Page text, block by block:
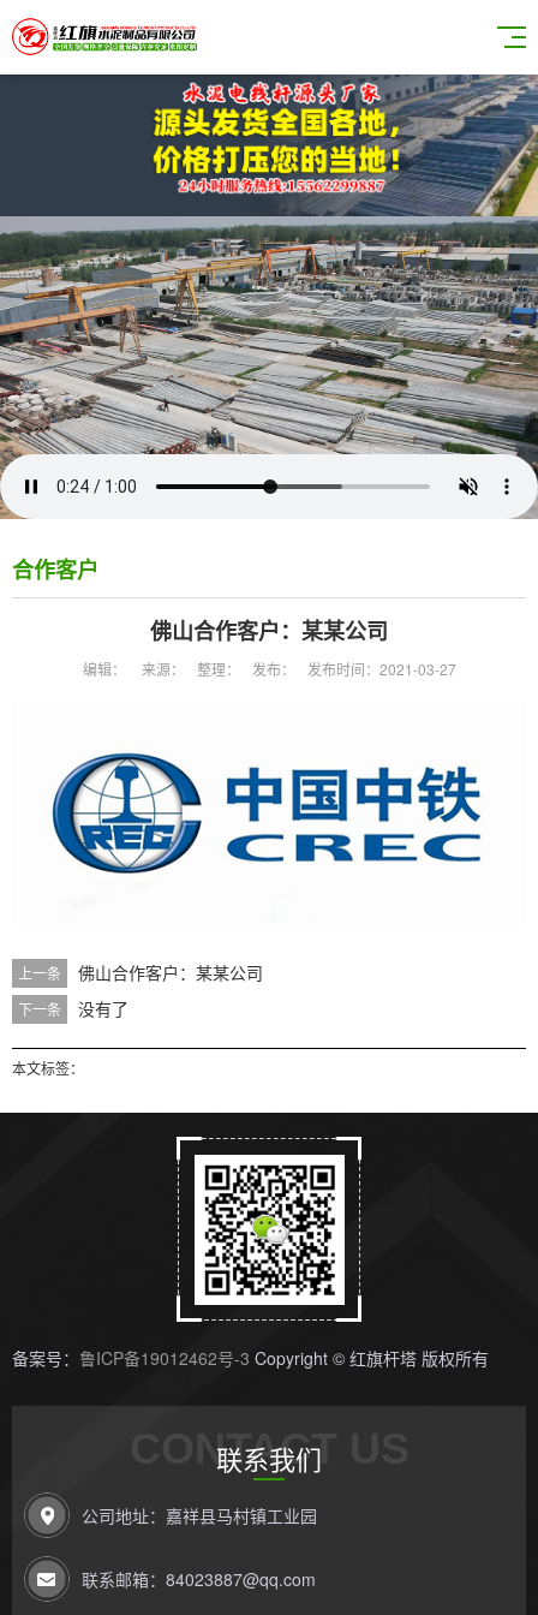
合作客户
佛山合作客户：某某公司
编辑： 来源： 整理： 发布： 发布时间：2021-03-27
上一条 佛山合作客户：某某公司
下一条 没有了
本文标签：
备案号： 鲁ICP备19012462号-3 Copyright © 红旗杆塔 版权所有
CONTACT US
联系我们
公司地址：嘉祥县马村镇工业园
联系邮箱：84023887@qq.com